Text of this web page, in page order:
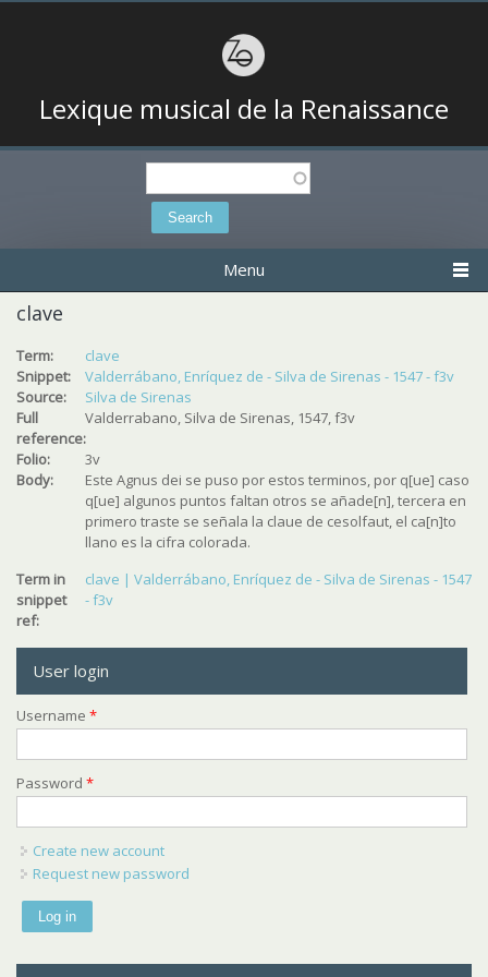
Lexique musical de la Renaissance
Search
Menu
clave
Term:
clave
Snippet:
Valderrábano, Enríquez de - Silva de Sirenas - 1547 - f3v
Source:
Silva de Sirenas
Full
reference:
Valderrabano, Silva de Sirenas, 1547, f3v
Folio:
3v
Body:
Este Agnus dei se puso por estos terminos, por q[ue] caso
q[ue] algunos puntos faltan otros se añade[n], tercera en
primero traste se señala la claue de cesolfaut, el ca[n]to
llano es la cifra colorada.
Term in
snippet
ref:
clave | Valderrábano, Enríquez de - Silva de Sirenas - 1547
- f3v
User login
Username *
Password *
Create new account
Request new password